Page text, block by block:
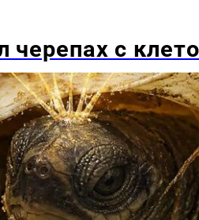
черепах с